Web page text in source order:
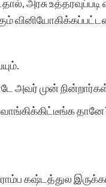
அரசு உத்தரவுப்படி
அவர் முன் நின்றார்கள்
கஷ்டத்துல